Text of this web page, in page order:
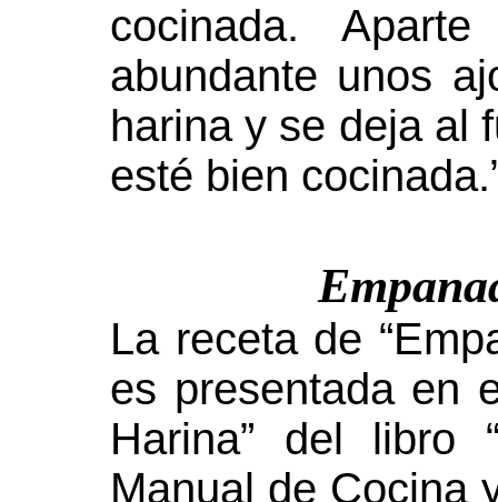
cocinada.
abundante unos
harina y se deja al
esté bien
La receta de
es presentada en
Harina” del libro
Manual de Cocina